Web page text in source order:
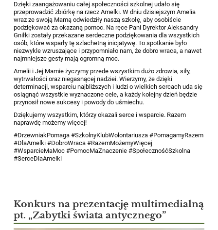
Dzięki zaangażowaniu całej społeczności szkolnej udało się
przeprowadzić zbiórkę na rzecz Amelki. W dniu dzisiejszym Amelia
wraz ze swoją Mamą odwiedziły naszą szkołę, aby osobiście
podziękować za okazaną pomoc. Na ręce Pani Dyrektor Aleksandry
Gniłki zostały przekazane serdeczne podziękowania dla wszystkich
osób, które wsparły tę szlachetną inicjatywę. To spotkanie było
niezwykle wzruszające i przypomniało nam, że dobro wraca, a nawet
najmniejsze gesty mają ogromną moc.
Amelii i Jej Mamie życzymy przede wszystkim dużo zdrowia, siły,
wytrwałości oraz niegasnącej nadziei. Wierzymy, że dzięki
determinacji, wsparciu najbliższych i ludzi o wielkich sercach uda się
osiągnąć wszystkie wyznaczone cele, a każdy kolejny dzień będzie
przynosił nowe sukcesy i powody do uśmiechu.
Dziękujemy wszystkim, którzy okazali serce i wsparcie. Razem
naprawdę możemy więcej!
#DrzewniakPomaga #SzkolnyKlubWolontariusza #PomagamyRazem
#DlaAmelki #DobroWraca #RazemMożemyWięcej
#WsparcieMaMoc #PomocMaZnaczenie #SpołecznośćSzkolna
#SerceDlaAmelki
Konkurs na prezentację multimedialną
pt. „Zabytki świata antycznego”